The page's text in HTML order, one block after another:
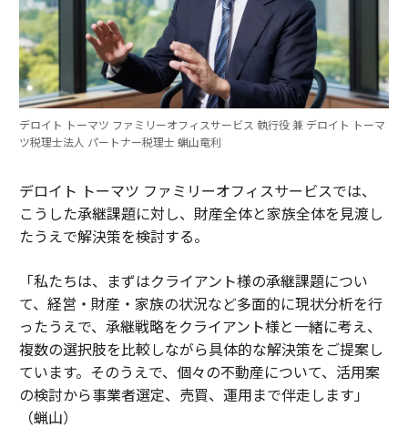
デロイト トーマツ ファミリーオフィスサービス 執行役 兼 デロイト トーマ
ツ税理士法人 パートナー税理士 蝋山竜利
デロイト トーマツ ファミリーオフィスサービスでは、
こうした承継課題に対し、財産全体と家族全体を見渡し
たうえで解決策を検討する。
「私たちは、まずはクライアント様の承継課題につい
て、経営・財産・家族の状況など多面的に現状分析を行
ったうえで、承継戦略をクライアント様と一緒に考え、
複数の選択肢を比較しながら具体的な解決策をご提案し
ています。そのうえで、個々の不動産について、活用案
の検討から事業者選定、売買、運用まで伴走します」
（蝋山）